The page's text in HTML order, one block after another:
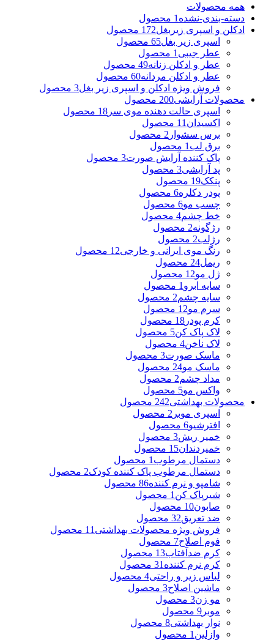
همه محصولات
دسته-بندی-نشده 1 محصول
ادکلن و اسپری زیربغل172 محصول
اسپری زیر بغل65 محصول
عطر جیبی 1 محصول
عطر و ادکلن زنانه49 محصول
عطر و ادکلن مردانه60 محصول
فروش ویژه ادکلن و اسپری زیر بغل3 محصول
محصولات آرایشی200 محصول
اسپری حالت دهنده موی سر 18 محصول
اکسیدان 11 محصول
برس سشوار 2 محصول
برق لب 1 محصول
پاک کننده آرایش صورت3 محصول
پد آرایشی3 محصول
پنکک19 محصول
پودر دکلره6 محصول
چسب مو6 محصول
خط چشم4 محصول
رژگونه2 محصول
رژلب2 محصول
رنگ موی ایرانی و خارجی12 محصول
ریمل24 محصول
ژل مو12 محصول
سایه ابرو 1 محصول
سایه چشم2 محصول
سرم مو12 محصول
کرم پودر 18 محصول
لاک پاک کن5 محصول
لاک ناخن4 محصول
ماسک صورت3 محصول
ماسک مو24 محصول
مداد چشم2 محصول
واکس مو5 محصول
محصولات بهداشتی242 محصول
اسپری موبر 2 محصول
افترشیو6 محصول
خمیر ریش3 محصول
خمیردندان15 محصول
دستمال مرطوب 1 محصول
دستمال مرطوب پاک کننده کودک2 محصول
شامپو و نرم کننده86 محصول
شیرپاک کن 1 محصول
صابون10 محصول
ضد تعریق32 محصول
فروش ویژه محصولات بهداشتی 11 محصول
فوم اصلاح7 محصول
کرم ضدآفتاب13 محصول
کرم نرم کننده 31 محصول
لباس زیر و راحتی4 محصول
ماشین اصلاح3 محصول
مو زن3 محصول
موبر 9 محصول
نوار بهداشتی8 محصول
وازلین 1 محصول